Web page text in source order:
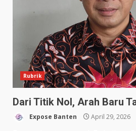
Rubrik
Dari Titik Nol, Arah Baru
Expose Banten April 29, 2026